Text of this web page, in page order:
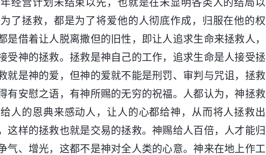
经营计划未结束以先，也就是在未显明各类人的结局以
了拯救，都是为了将爱他的人彻底作成，归服在他的权
是借着让人脱离撒但的旧性，即让人追求生命来拯救人，
受神的拯救。拯救是神自己的工作，追求生命是人接受拯
就是神的爱，但神的爱就不能是刑罚、审判与咒诅，拯救
有安慰之语，有神所赐的无穷的祝福。人都认为，神拯救
人的恩典来感动人，让人的心都给神，从而将人拯救出
这样的拯救也就是交易的拯救。神赐给人百倍，人才能归
气、增光，这都不是神对全人类的心意。神来在地上作工